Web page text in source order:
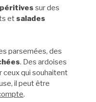
sur des
etsalades
parsemées, des
. Des ardoises
ceux qui souhaitent
il peut être
.